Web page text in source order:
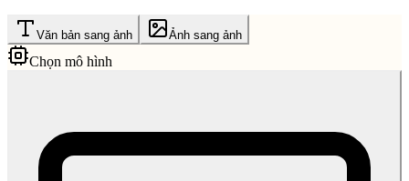
Văn bản sang ảnh Ảnh sang ảnh
Chọn mô hình